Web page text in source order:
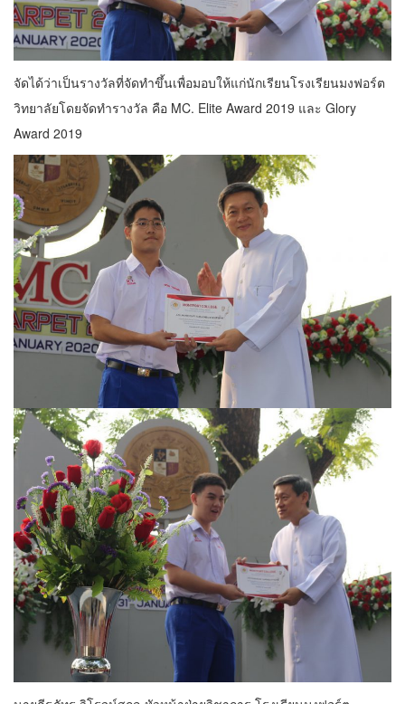
จัดได้ว่าเป็นรางวัลที่จัดทำขึ้นเพื่อมอบให้แก่นักเรียนโรงเรียนมงฟอร์ต
วิทยาลัยโดยจัดทำรางวัล คือ MC. Elite Award 2019 และ Glory
Award 2019